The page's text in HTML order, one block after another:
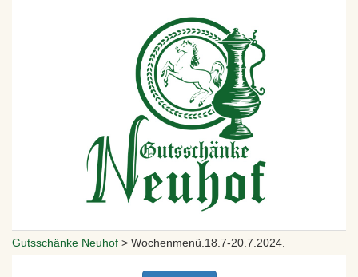
Gutsschänke Neuhof > Wochenmenü.18.7-20.7.2024.